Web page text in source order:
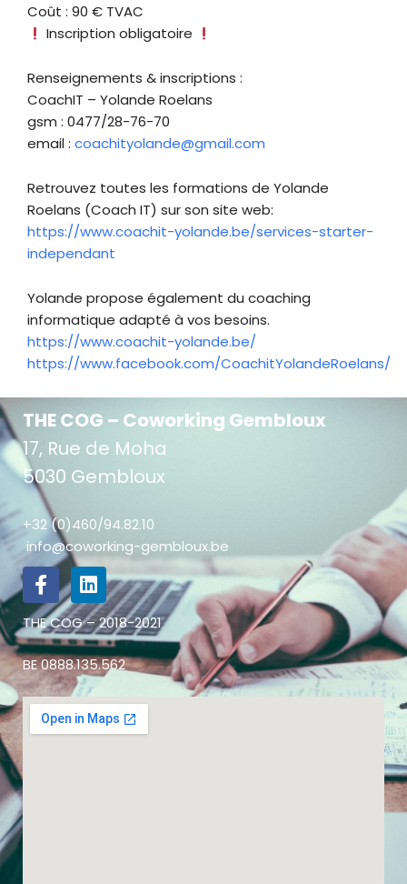
Coût : 90 € TVAC
Inscription obligatoire
Renseignements & inscriptions :
CoachIT – Yolande Roelans
gsm : 0477/28-76-70
email : coachityolande@gmail.com
Retrouvez toutes les formations de Yolande
Roelans (Coach IT) sur son site web:
https://www.coachit-yolande.be/services-starter-
independant
Yolande propose également du coaching
informatique adapté à vos besoins.
https://www.coachit-yolande.be/
https://www.facebook.com/CoachitYolandeRoelans/
THE COG – Coworking Gembloux
17, Rue de Moha
5030 Gembloux
+32 (0)460/94.82.10
info@coworking-gembloux.be
THE COG – 2018-2021
BE 0888.135.562